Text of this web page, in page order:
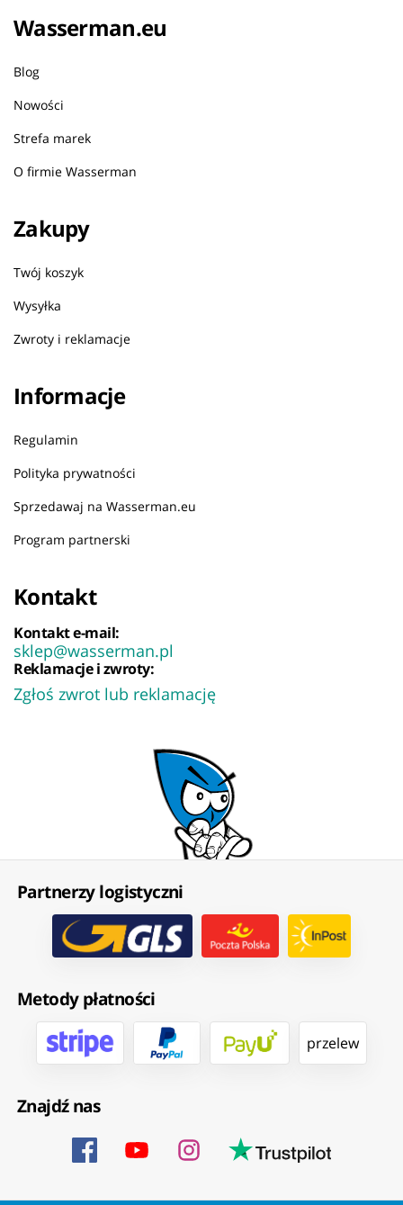
Wasserman.eu
Blog
Nowości
Strefa marek
O firmie Wasserman
Zakupy
Twój koszyk
Wysyłka
Zwroty i reklamacje
Informacje
Regulamin
Polityka prywatności
Sprzedawaj na Wasserman.eu
Program partnerski
Kontakt
Kontakt e-mail:
sklep@wasserman.pl
Reklamacje i zwroty:
Zgłoś zwrot lub reklamację
Partnerzy logistyczni
Metody płatności
przelew
Znajdź nas